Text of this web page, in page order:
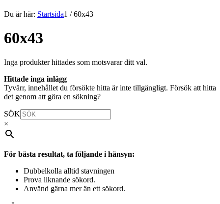
Du är här: Startsida1 / 60x43
60x43
Inga produkter hittades som motsvarar ditt val.
Hittade inga inlägg
Tyvärr, innehållet du försökte hitta är inte tillgängligt. Försök att hitta
det genom att göra en sökning?
SÖK
×
För bästa resultat, ta följande i hänsyn:
Dubbelkolla alltid stavningen
Prova liknande sökord.
Använd gärna mer än ett sökord.